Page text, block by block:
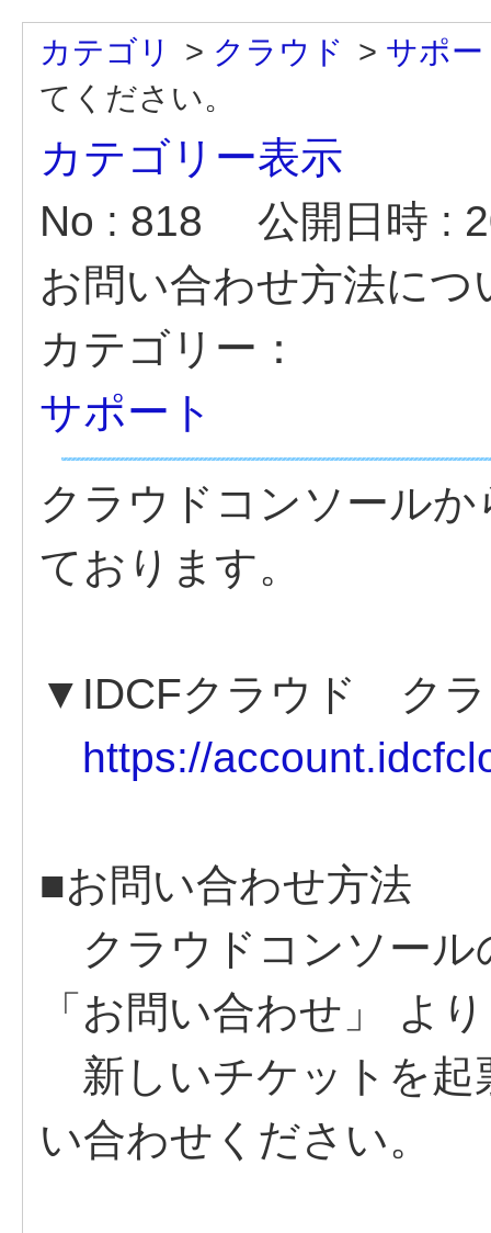
カテゴリ > クラウド > サポー
てください。
カテゴリー表示
No : 818
公開日時 :
お問い合わせ方法に
カテゴリー：
サポート
クラウドコンソール
ております。
▼IDCFクラウド クラ
https://
■お問い合わせ方法
クラウドコンソール
「お問い合わせ」 より
新しいチケットを起
い合わせください。